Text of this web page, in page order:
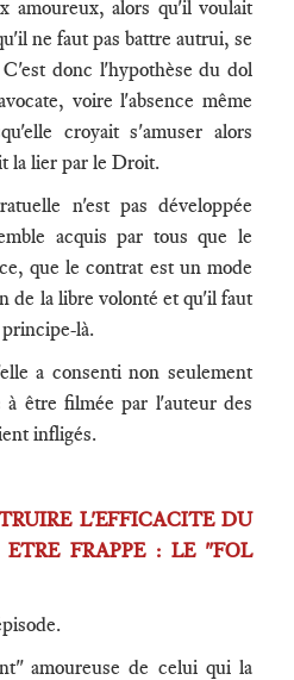
amoureux, alors qu'il voulait
ne faut pas battre autrui, se
donc l'hypothèse du dol
voire l'absence même
croyait s'amuser alors
la lier par le Droit.
n'est pas développée
acquis par tous que le
que le contrat est un mode
de la libre volonté et qu'il faut
là.
a consenti non seulement
à être filmée par l'auteur des
infligés.
L'EFFICACITE DU
FRAPPE : LE "FOL
amoureuse de celui qui la